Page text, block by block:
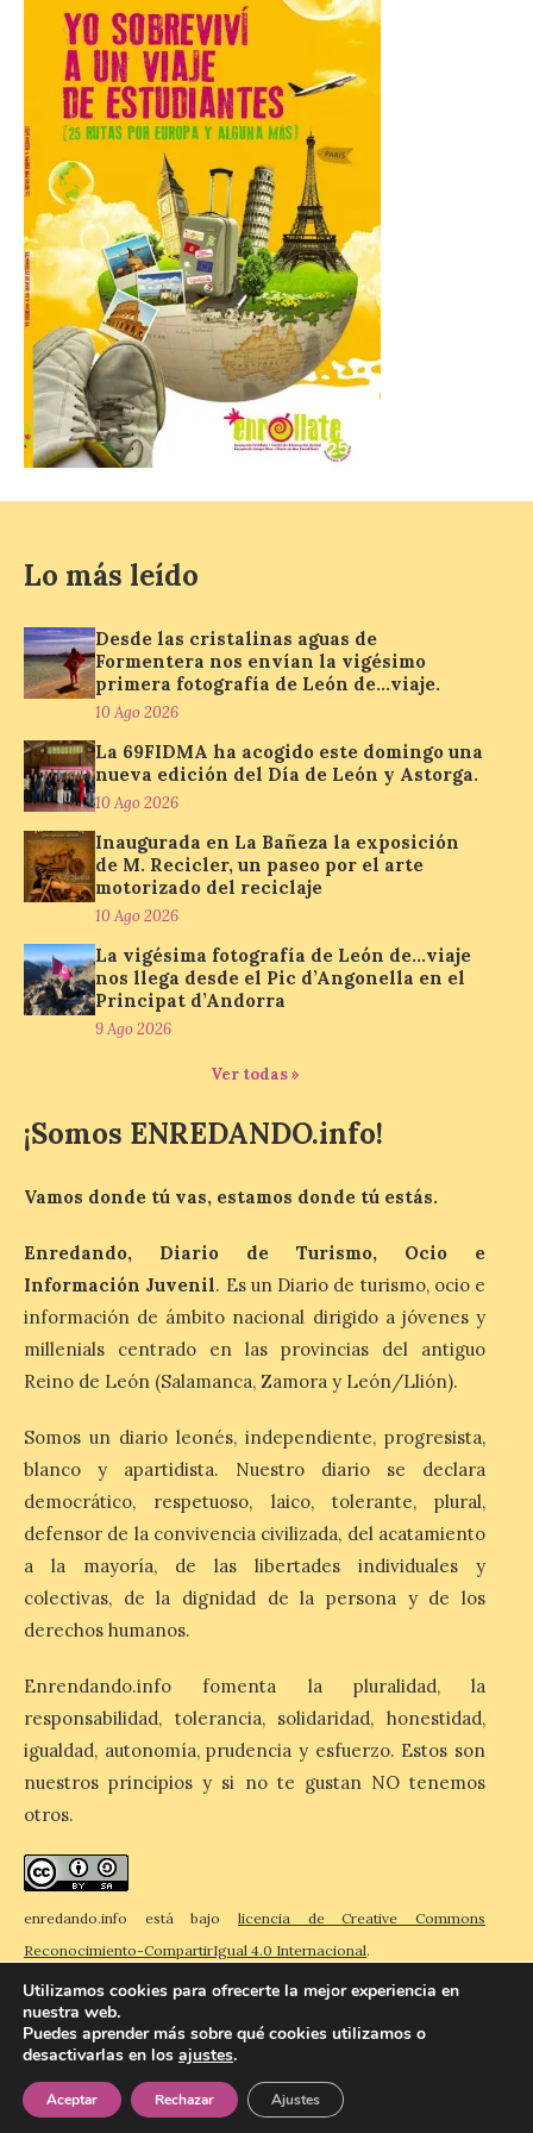
El presidente de la
Diputación de León,
Gerardo Álvarez Courel, y
el vicepresidente Roberto
Aller han participado en el
acto institucional organizado con motivo
del Día de León. Organizada por la
Cámara de Comercio de Gijón, FIDMA es
una feria […]
CIUDEN acoge un nuevo
gran proyecto expositivo
que conecta la obra de
Eduardo Chillida con el
patrimonio industrial
10 Ago 2026
enero de 2027 la muestra
‘Eduardo Chillida. Pensar
por 125 piezas de una de las figuras
esenciales del arte contemporáneo.
Hierro, vacío y memoria industrial
marcan esta exposición […]
Protección Civil activa la
fase de Preemergencia en
Situación Operativa 1 del
Plan Estatal General de
Emergencias ante los
riesgos potenciales
asociados al eclipse
10 Ago 2026
El dispositivo se refuerza
solar total del 12 de
España de oeste a este, y
que movilizará a varios millones de
comunidades autónomas ya han […]
El Ayuntamiento de
Segovia presenta “Música
para un eclipse”, un
concierto único con
motivo del eclipse de sol
10 Ago 2026
La cita, que se celebrará el
12 de agosto en el
enlosado de la Catedral,
incluye el estreno absoluto
de una composición del
músico segoviano Geni Uñón. Turismo de
Segovia lanza el Premio Internacional de
València prepara un
operativo especial de
limpieza en las playas y el
punto de observación para
10 Ago 2026
El Ayuntamiento ha
con el dispositivo de
atención sanitaria y
protección civil previsto ante la elevada
dispuesto un operativo extraordinario de
limpieza y recogida de residuos con
Lo más leído
Desde las cristalinas aguas de
Formentera nos envían la vigésimo
primera fotografía de León de…viaje.
10 Ago 2026
La 69FIDMA ha acogido este domingo una
nueva edición del Día de León y Astorga.
10 Ago 2026
Inaugurada en La Bañeza la exposición
de M. Recicler, un paseo por el arte
motorizado del reciclaje
10 Ago 2026
La vigésima fotografía de León de…viaje
nos llega desde el Pic d’Angonella en el
Principat d’Andorra
9 Ago 2026
Ver todas »
¡Somos ENREDANDO.info!
Vamos donde tú vas, estamos donde tú estás.
Enredando, Diario de Turismo, Ocio e
Información Juvenil. Es un Diario de turismo, ocio e
información de ámbito nacional dirigido a jóvenes y
millenials centrado en las provincias del antiguo
Reino de León (Salamanca, Zamora y León/Llión).
Somos un diario leonés, independiente, progresista,
blanco y apartidista. Nuestro diario se declara
democrático, respetuoso, laico, tolerante, plural,
defensor de la convivencia civilizada, del acatamiento
a la mayoría, de las libertades individuales y
colectivas, de la dignidad de la persona y de los
derechos humanos.
Enrendando.info fomenta la pluralidad, la
responsabilidad, tolerancia, solidaridad, honestidad,
igualdad, autonomía, prudencia y esfuerzo. Estos son
nuestros principios y si no te gustan NO tenemos
otros.
enredando.info está bajo licencia de Creative Commons
Reconocimiento-CompartirIgual 4.0 Internacional.
© 2026 Enredando Política de privacidad
Utilizamos cookies para ofrecerte la mejor experiencia en
nuestra web.
Puedes aprender más sobre qué cookies utilizamos o
desactivarlas en los ajustes.
Aceptar Rechazar Ajustes